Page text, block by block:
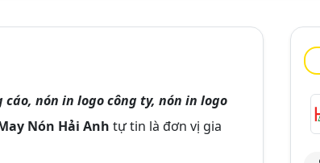
cáo, nón in logo công ty, nón in logo
Nón Hải Anh tự tin là đơn vị gia